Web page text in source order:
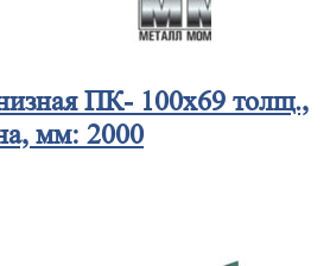
ПК- 100х69 толщ.,
мм: 2000